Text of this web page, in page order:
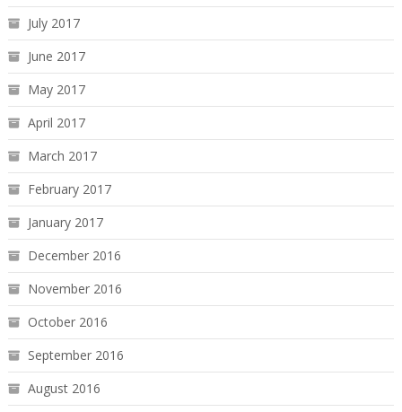
July 2017
June 2017
May 2017
April 2017
March 2017
February 2017
January 2017
December 2016
November 2016
October 2016
September 2016
August 2016